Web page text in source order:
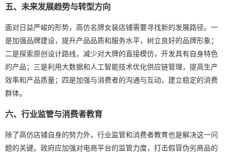
五、未来发展趋势与转型方向
面对日益严峻的形势，高仿名牌女装店铺需要寻找新的发展路径。一
是加强品牌建设，提升产品品质和服务水平，树立良好的品牌形象；
二是探索原创设计路线，减少对大牌的直接模仿，开发具有自身特色
的产品；三是利用大数据和人工智能技术优化供应链管理，提高生产
效率和产品质量；四是加强与消费者的沟通与互动，建立稳定的消费
群体。
六、行业监管与消费者教育
除了高仿店铺自身的努力外，行业监管和消费者教育也是解决这一问
题的关键。政府应加强对电商平台的监管力度，打击假冒伪劣商品的